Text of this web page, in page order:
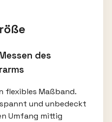
des
flexibles Maßband.
und unbedeckt
Umfang mittig